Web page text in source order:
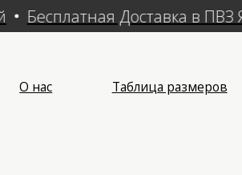
Бесплатная Доставка в ПВЗ
Таблица размеров